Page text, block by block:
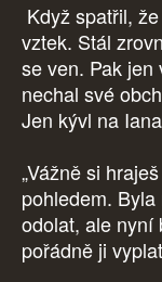
Když spatřil,
vztek. Stál
se ven. Pak
nechal své
Jen kývl na
„Vážně si
pohledem.
odolat, ale nyní
pořádně ji